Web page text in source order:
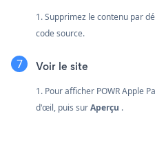
1. Supprimez le contenu par
code source.
Voir le site
1. Pour afficher POWR Apple
d'œil, puis surAperçu .